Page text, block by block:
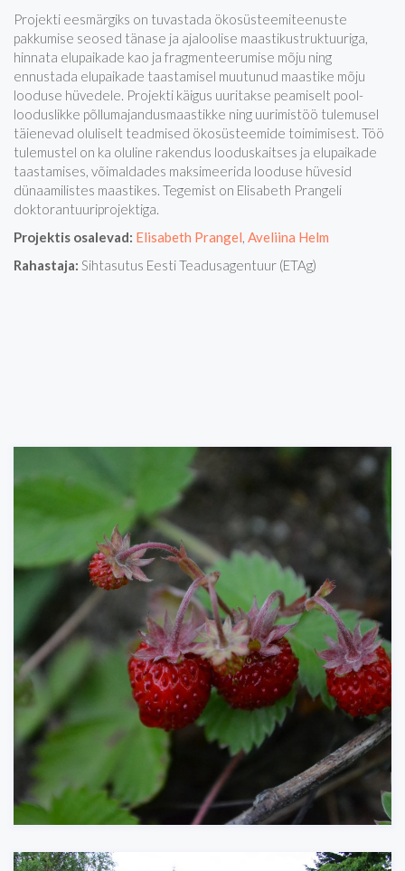
Projekti eesmärgiks on tuvastada ökosüsteemiteenuste
pakkumise seosed tänase ja ajaloolise maastikustruktuuriga,
hinnata elupaikade kao ja fragmenteerumise mõju ning
ennustada elupaikade taastamisel muutunud maastike mõju
looduse hüvedele. Projekti käigus uuritakse peamiselt pool-
looduslikke põllumajandusmaastikke ning uurimistöö tulemusel
täienevad oluliselt teadmised ökosüsteemide toimimisest. Töö
tulemustel on ka oluline rakendus looduskaitses ja elupaikade
taastamises, võimaldades maksimeerida looduse hüvesid
dünaamilistes maastikes. Tegemist on Elisabeth Prangeli
doktorantuuriprojektiga.
Projektis osalevad: Elisabeth Prangel, Aveliina Helm
Rahastaja: Sihtasutus Eesti Teadusagentuur (ETAg)